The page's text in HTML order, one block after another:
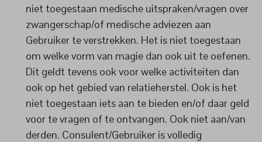
niet toegestaan medische uitspraken/vragen over
zwangerschap/of medische adviezen aan
Gebruiker te verstrekken. Het is niet toegestaan
om welke vorm van magie dan ook uit te oefenen.
Dit geldt tevens ook voor welke activiteiten dan
ook op het gebied van relatieherstel. Ook is het
niet toegestaan iets aan te bieden en/of daar geld
voor te vragen of te ontvangen. Ook niet aan/van
derden. Consulent/Gebruiker is volledig